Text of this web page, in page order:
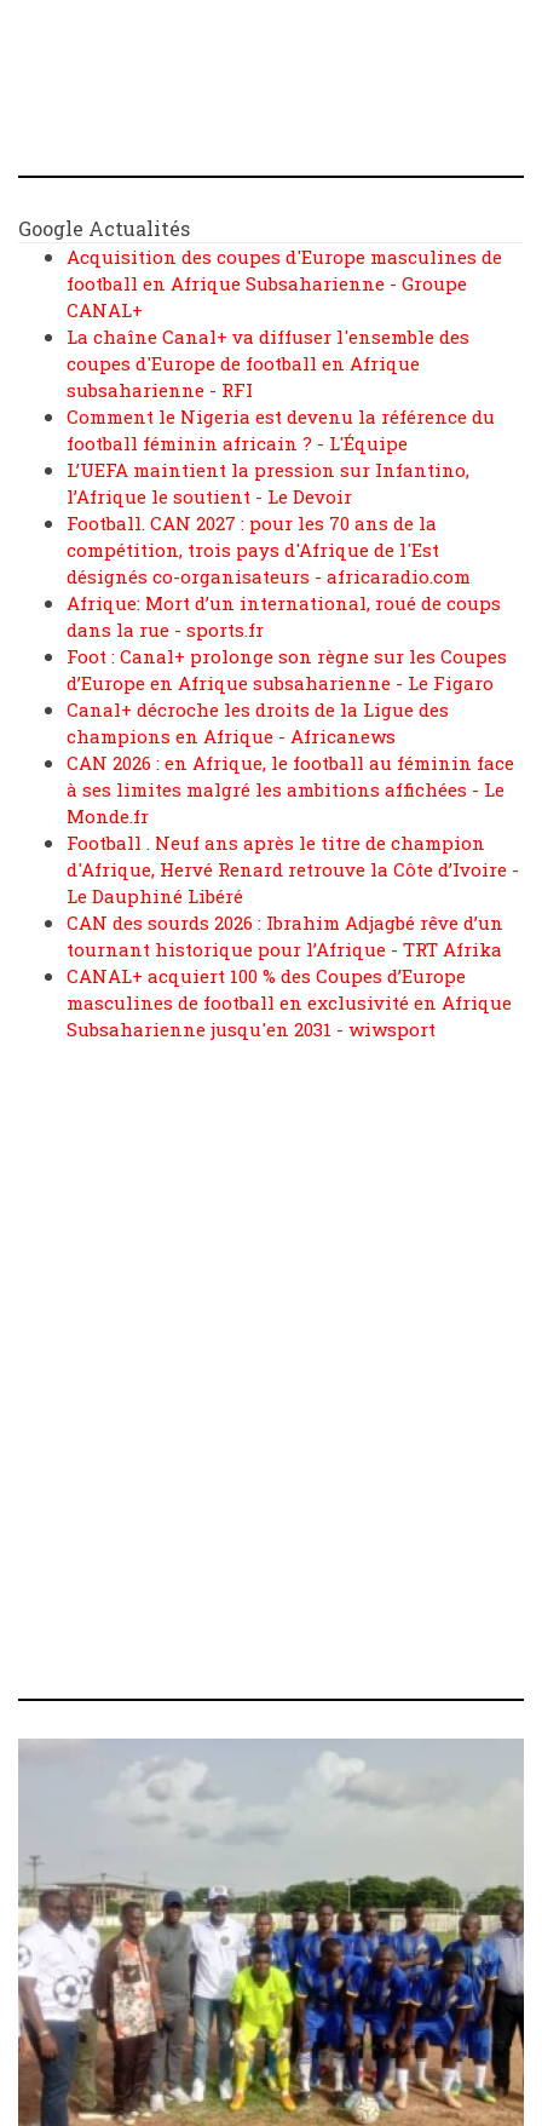
Google Actualités
Acquisition des coupes d'Europe masculines de
football en Afrique Subsaharienne - Groupe
CANAL+
La chaîne Canal+ va diffuser l'ensemble des
coupes d'Europe de football en Afrique
subsaharienne - RFI
Comment le Nigeria est devenu la référence du
football féminin africain ? - L'Équipe
L’UEFA maintient la pression sur Infantino,
l’Afrique le soutient - Le Devoir
Football. CAN 2027 : pour les 70 ans de la
compétition, trois pays d'Afrique de l'Est
désignés co-organisateurs - africaradio.com
Afrique: Mort d’un international, roué de coups
dans la rue - sports.fr
Foot : Canal+ prolonge son règne sur les Coupes
d’Europe en Afrique subsaharienne - Le Figaro
Canal+ décroche les droits de la Ligue des
champions en Afrique - Africanews
CAN 2026 : en Afrique, le football au féminin face
à ses limites malgré les ambitions affichées - Le
Monde.fr
Football . Neuf ans après le titre de champion
d'Afrique, Hervé Renard retrouve la Côte d’Ivoire -
Le Dauphiné Libéré
CAN des sourds 2026 : Ibrahim Adjagbé rêve d’un
tournant historique pour l’Afrique - TRT Afrika
CANAL+ acquiert 100 % des Coupes d’Europe
masculines de football en exclusivité en Afrique
Subsaharienne jusqu'en 2031 - wiwsport